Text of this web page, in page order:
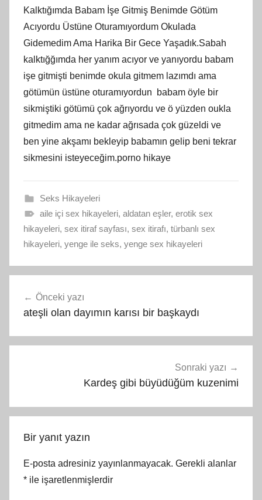
Kalktığımda Babam İşe Gitmiş Benimde Götüm
Acıyordu Üstüne Oturamıyordum Okulada
Gidemedim Ama Harika Bir Gece Yaşadık.Sabah
kalktığğımda her yanım acıyor ve yanıyordu babam
işe gitmişti benimde okula gitmem lazımdı ama
götümün üstüne oturamıyordun babam öyle bir
sikmiştiki götümü çok ağrıyordu ve ö yüzden oukla
gitmedim ama ne kadar ağrısada çok güzeldi ve
ben yine akşamı bekleyip babamın gelip beni tekrar
sikmesini isteyeceğim.porno hikaye
Seks Hikayeleri
aile içi sex hikayeleri, aldatan eşler, erotik sex
hikayeleri, sex itiraf sayfası, sex itirafı, türbanlı sex
hikayeleri, yenge ile seks, yenge sex hikayeleri
gezinmesi
Önceki yazı
ateşli olan dayımın karısı bir başkaydı
Sonraki yazı
Kardeş gibi büyüdüğüm kuzenimi
Bir yanıt yazın
E-posta adresiniz yayınlanmayacak. Gerekli alanlar
* ile işaretlenmişlerdir